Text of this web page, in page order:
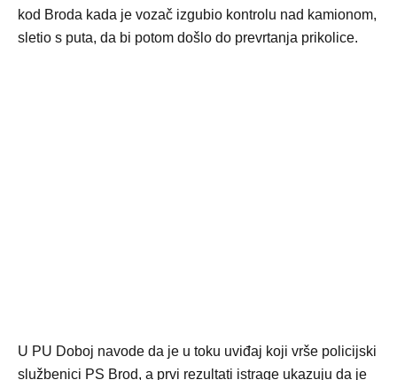
kod Broda kada je vozač izgubio kontrolu nad kamionom,
sletio s puta, da bi potom došlo do prevrtanja prikolice.
U PU Doboj navode da je u toku uviđaj koji vrše policijski
službenici PS Brod, a prvi rezultati istrage ukazuju da je